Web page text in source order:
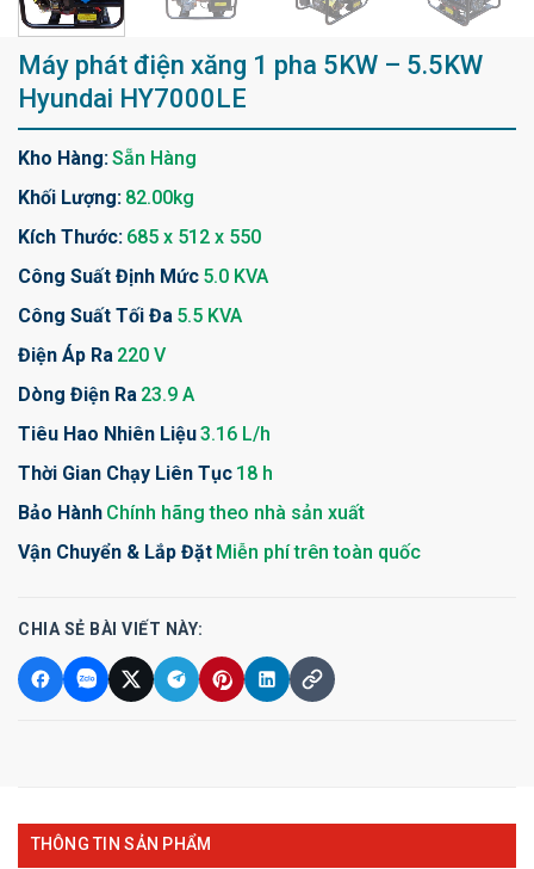
Máy phát điện xăng 1 pha 5KW – 5.5KW
Hyundai HY7000LE
Kho Hàng:Sẵn Hàng
Khối Lượng: 82.00kg
Kích Thước: 685 x 512 x 550
Công Suất Định Mức 5.0 KVA
Công Suất Tối Đa 5.5 KVA
Điện Áp Ra 220 V
Dòng Điện Ra 23.9 A
Tiêu Hao Nhiên Liệu3.16 L/h
Thời Gian Chạy Liên Tục 18 h
Bảo Hành Chính hãng theo nhà sản xuất
Vận Chuyển & Lắp Đặt Miễn phí trên toàn quốc
CHIA SẺ BÀI VIẾT NÀY:
THÔNG TIN SẢN PHẨM